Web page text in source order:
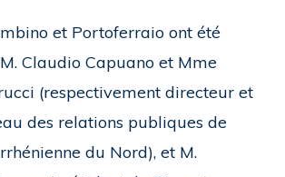
et Portoferraio ont été
Claudio Capuano et Mme
(respectivement directeur et
des relations publiques de
du Nord), et M.